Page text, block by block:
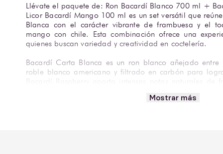
Llévate el paquete de: Ron Bacardí Blanco 700 ml +
Licor Bacardí Mango 100 ml es un set versátil que
Blanca con el carácter vibrante de frambuesa y el
mango con chile. Esta combinación ofrece una
quienes buscan variedad y creatividad en coctelería.
Bacardí Carta Blanca es un ron blanco añejado
roble blanco americano y filtrado en carbón para
Bacardí Raspberry aporta intensas notas naturales de
maduro con un delicado picor de chile. El ron base
Mostrar más